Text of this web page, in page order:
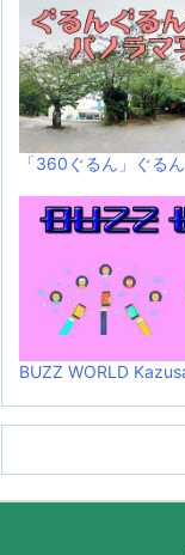
「360ぐるん」ぐる
BUZZ WORLD